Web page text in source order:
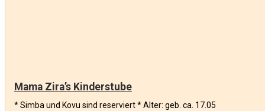
Mama Zira’s Kinderstube
* Simba und Kovu sind reserviert * Alter: geb. ca. 17.05